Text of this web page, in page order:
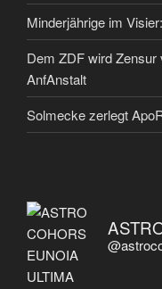
Minderjährige im
Dem ZDF wird Zensur
AnfAnstalt
Solmecke zerlegt